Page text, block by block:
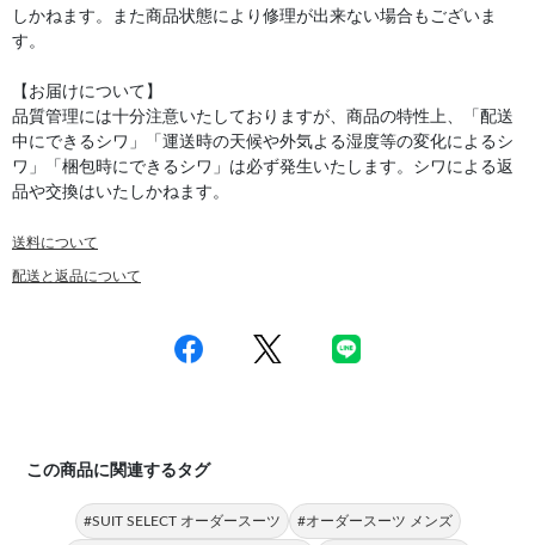
しかねます。また商品状態により修理が出来ない場合もございま
す。
【お届けについて】
品質管理には十分注意いたしておりますが、商品の特性上、「配送
中にできるシワ」「運送時の天候や外気よる湿度等の変化によるシ
ワ」「梱包時にできるシワ」は必ず発生いたします。シワによる返
品や交換はいたしかねます。
送料について
配送と返品について
この商品に関連するタグ
#SUIT SELECT オーダースーツ #オーダースーツ メンズ